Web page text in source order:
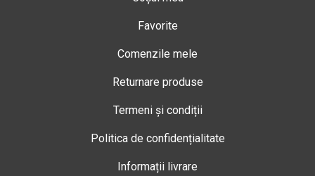
Favorite
Comenzile mele
Returnare produse
Termeni și condiții
Politica de confidențialitate
Informații livrare